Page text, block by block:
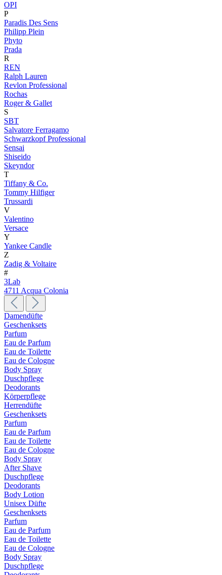
OPI
P
Paradis Des Sens
Philipp Plein
Phyto
Prada
R
REN
Ralph Lauren
Revlon Professional
Rochas
Roger & Gallet
S
SBT
Salvatore Ferragamo
Schwarzkopf Professional
Sensai
Shiseido
Skeyndor
T
Tiffany & Co.
Tommy Hilfiger
Trussardi
V
Valentino
Versace
Y
Yankee Candle
Z
Zadig & Voltaire
#
3Lab
4711 Acqua Colonia
Damendüfte
Geschenksets
Parfum
Eau de Parfum
Eau de Toilette
Eau de Cologne
Body Spray
Duschpflege
Deodorants
Körperpflege
Herrendüfte
Geschenksets
Parfum
Eau de Parfum
Eau de Toilette
Eau de Cologne
Body Spray
After Shave
Duschpflege
Deodorants
Body Lotion
Unisex Düfte
Geschenksets
Parfum
Eau de Parfum
Eau de Toilette
Eau de Cologne
Body Spray
Duschpflege